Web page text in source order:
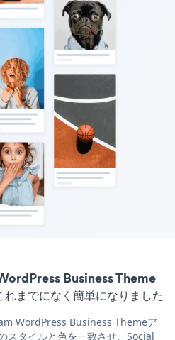
Business Theme
までになく簡単になりました
WordPress Business Themeア
スタイルと色を一致させ、Social